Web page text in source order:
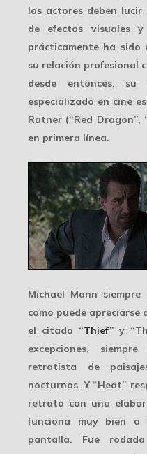
los actores deben lucir
de efectos visuales y
prácticamente ha sido
su relación profesional
desde entonces,
especializado en cine
Ratner (“Red Dragon”,
en primera línea.
Michael Mann
como puede apreciarse
el citado “Thief” y
excepciones,
retratista de
nocturnos. Y “Heat”
retrato con una
funciona muy bien a
pantalla. Fue